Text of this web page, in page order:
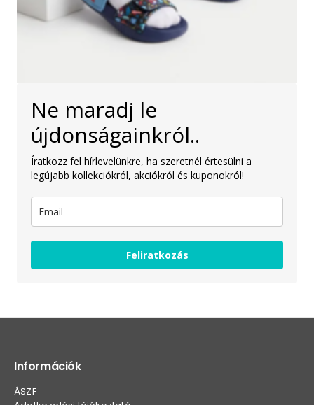
Ne maradj le
újdonságainkról..
Íratkozz fel hírlevelünkre, ha szeretnél értesülni a
legújabb kollekciókról, akciókról és kuponokról!
Feliratkozás
Információk
ÁSZF